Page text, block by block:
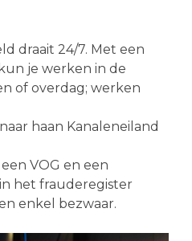
draait 24/7. Met een
je werken in de
of overdag; werken
haan Kanaleneiland
VOG en een
het frauderegister
enkel bezwaar.